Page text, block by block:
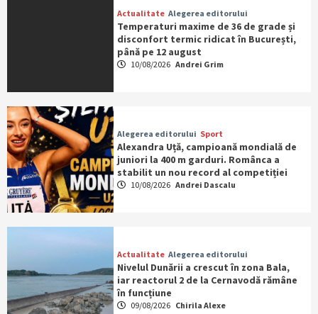
Actualitate Alegerea editorului
Temperaturi maxime de 36 de grade și
disconfort termic ridicat în București,
până pe 12 august
10/08/2026 Andrei Grim
Alegerea editorului Sport
Alexandra Uță, campioană mondială de
juniori la 400 m garduri. Românca a
stabilit un nou record al competiției
10/08/2026 Andrei Dascalu
Actualitate Alegerea editorului
Nivelul Dunării a crescut în zona Bala,
iar reactorul 2 de la Cernavodă rămâne
în funcțiune
09/08/2026 Chirila Alexe